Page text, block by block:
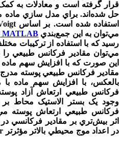
قرار گرفته است و معادلات به
نرم افزار MATLAB
رسيد که با استفاده از ترکيبات
مي‌توان مقادير فرکانس طبيعي را
اين صورت که با افزايش سهم ماده
مقادير فرکانس طبيعي پوسته مدرج
بالعکس، با افزايش سهم ماده با
فرکانس طبيعي ارتعاش آزاد
وجود يک بستر الاستيک محاط بر
فرکانس طبيعي ارتعاش پوسته